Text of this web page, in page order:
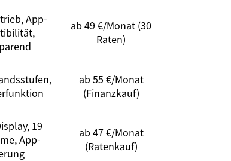
App-
ab 49 €/Monat (30
Raten)
ab 55 €/Monat
(Finanzkauf)
19
App-
ab 47 €/Monat
(Ratenkauf)